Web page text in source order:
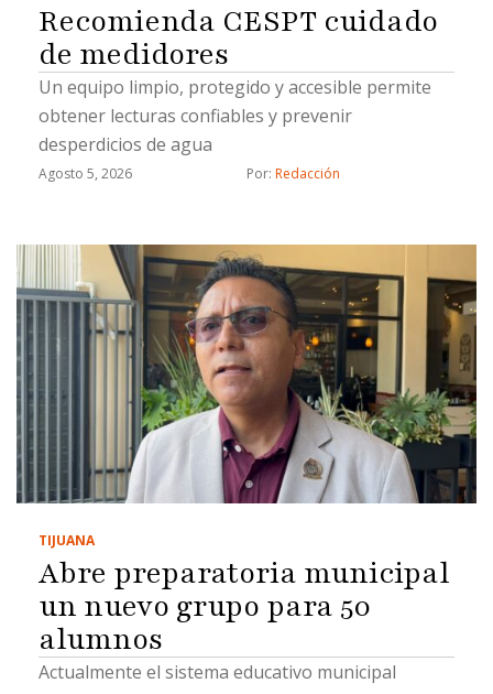
Recomienda CESPT cuidado
de medidores
Un equipo limpio, protegido y accesible permite
obtener lecturas confiables y prevenir
desperdicios de agua
Agosto 5, 2026 Por: Redacción
TIJUANA
Abre preparatoria municipal
un nuevo grupo para 50
alumnos
Actualmente el sistema educativo municipal